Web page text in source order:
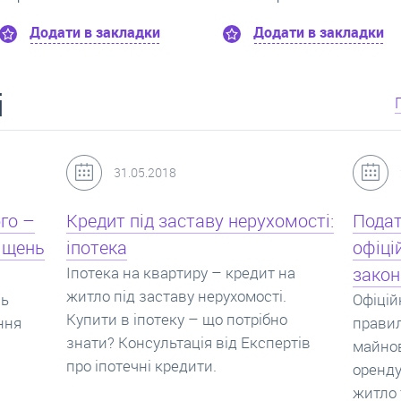
Додати в закладки
Додати в
24.07.2017
Податок з оренди квартири,
офіційний договір оренди та
законна здача житла
Офіційно здати квартиру в найм. Як
правильно укладати договір
майнового найму, який податок за
оренду квартири. Законно здати
ціни